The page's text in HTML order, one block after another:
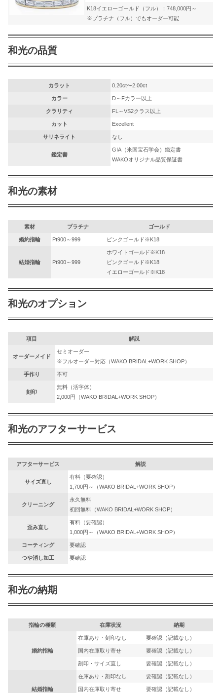
K18イエローゴールド（フル）：748,000円～
※プラチナ（フル）でもオーダー可能
和光の品質
カラット 0.20ct〜2.00ct
カラー D～Fカラー以上
クラリティ FL～VS2クラス以上
カット Excellent
サリネライト なし
鑑定書
GIA（米国宝石学会）鑑定書
WAKOオリジナル品質保証書
和光の素材
素材 プラチナ ゴールド
婚約指輪 Pt900～999 ピンクゴールド※K18
結婚指輪 Pt900～999
ホワイトゴールド※K18
ピンクゴールド※K18
イエローゴールド※K18
和光のオプション
項目 解説
オーダーメイド
セミオーダー
※フルオーダー対応（WAKO BRIDAL+WORK SHOP）
手作り 不可
刻印
無料（活字体）
2,000円（WAKO BRIDAL+WORK SHOP）
和光のアフターサービス
アフターサービス 解説
サイズ直し
有料（要確認）
1,700円～（WAKO BRIDAL+WORK SHOP）
クリーニング
永久無料
初回無料（WAKO BRIDAL+WORK SHOP）
歪み直し
有料（要確認）
1,000円～（WAKO BRIDAL+WORK SHOP）
コーティング 要確認
つや消し加工 要確認
和光の納期
指輪の種類 在庫状況 納期
婚約指輪
在庫あり・刻印なし 要確認（記載なし）
国内在庫取り寄せ 要確認（記載なし）
刻印・サイズ直し 要確認（記載なし）
結婚指輪
在庫あり・刻印なし 要確認（記載なし）
国内在庫取り寄せ 要確認（記載なし）